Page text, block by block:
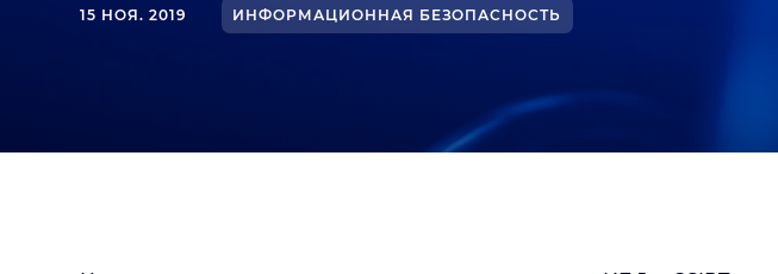
15 НОЯ. 2019 ИНФОРМАЦИОННАЯ БЕЗОПАСНОСТЬ